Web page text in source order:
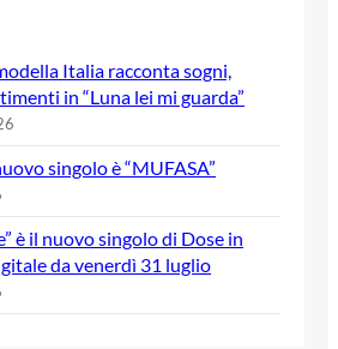
Italia racconta sogni,
in “Luna lei mi guarda”
singolo è “MUFASA”
è il nuovo singolo di Dose in
da venerdì 31 luglio